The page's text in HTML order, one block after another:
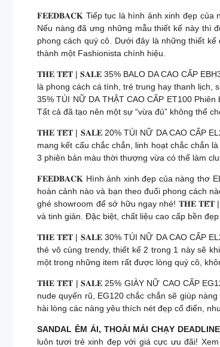
𝐅𝐄𝐄𝐃𝐁𝐀𝐂𝐊 Tiếp tục là hình ảnh xinh đẹp của
Nếu nàng đã ưng những mẫu thiết kế này thì
phong cách quý cô. Dưới đây là những thiết
thành một Fashionista chính hiệu.
𝐓𝐇𝐄 𝐓𝐄̂́𝐓 | 𝐒𝐀𝐋𝐄 35% BALO DA CAO CẤP
là phong cách cá tính, trẻ trung hay thanh
35% TÚI NỮ DA THẬT CAO CẤP ET100
Tất cả đã tạo nên một sự “vừa đủ” không thể
𝐓𝐇𝐄 𝐓𝐄̂́𝐓 | 𝐒𝐀𝐋𝐄 20% TÚI NỮ DA CAO CẤP
mang kết cấu chắc chắn, linh hoạt chắc chắn
3 phiên bản màu thời thượng vừa có thể làm
𝐅𝐄𝐄𝐃𝐁𝐀𝐂𝐊 Hình ảnh xinh đẹp của nàng thơ
hoàn cảnh nào và bạn theo đuổi phong cách
ghé showroom để sở hữu ngay nhé! 𝐓𝐇𝐄 𝐓𝐄̂́𝐓
và tinh giản. Đặc biệt, chất liệu cao cấp bền
𝐓𝐇𝐄 𝐓𝐄̂́𝐓 | 𝐒𝐀𝐋𝐄 30% TÚI NỮ DA CAO CẤP
thẻ vô cùng trendy, thiết kế 2 trong 1 này sẽ
một trong những item rất được lòng quý cô,
𝐓𝐇𝐄 𝐓𝐄̂́𝐓 | 𝐒𝐀𝐋𝐄 25% GIÀY NỮ CAO CẤP
nude quyến rũ, EG120 chắc chắn sẽ giúp
hài lòng các nàng yêu thích nét đẹp cổ điển,
SANDAL ÊM ÁI, THOẢI MÁI CHẠY
luôn tươi trẻ xinh đẹp với giá cực ưu đãi!